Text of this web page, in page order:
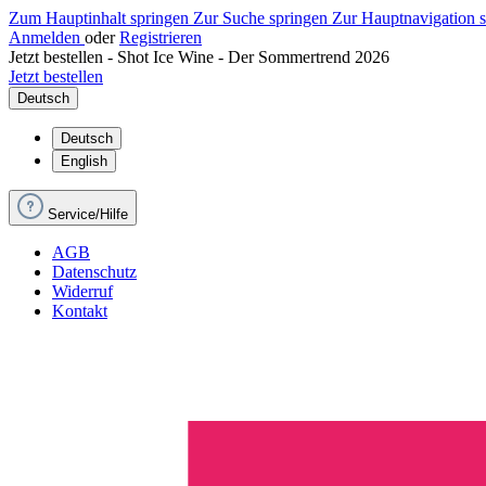
Zum Hauptinhalt springen Zur Suche springen Zur Hauptnavigation
Anmelden oder Registrieren
Jetzt bestellen - Shot Ice Wine - Der Sommertrend 2026
Jetzt bestellen
Deutsch
Deutsch
English
Service/Hilfe
AGB
Datenschutz
Widerruf
Kontakt